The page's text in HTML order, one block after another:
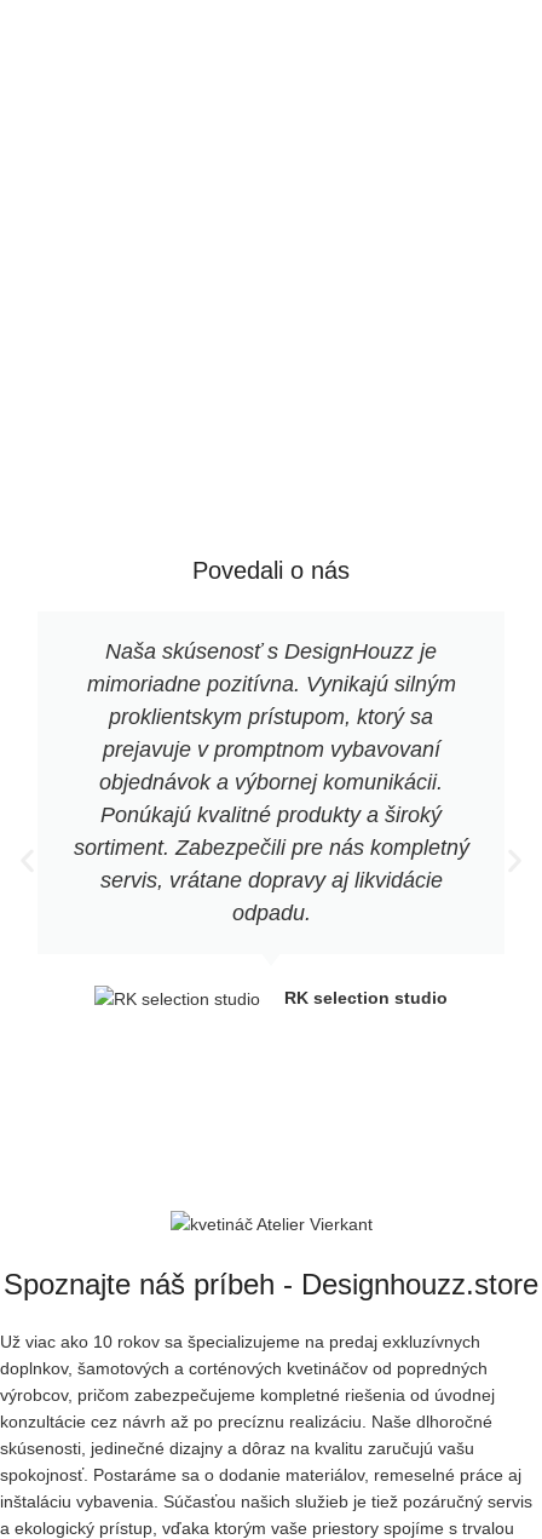
Povedali o nás
Naša skúsenosť s DesignHouzz je
mimoriadne pozitívna. Vynikajú silným
proklientskym prístupom, ktorý sa
prejavuje v promptnom vybavovaní
objednávok a výbornej komunikácii.
Ponúkajú kvalitné produkty a široký
sortiment. Zabezpečili pre nás kompletný
servis, vrátane dopravy aj likvidácie
odpadu.
RK selection studio
Spoznajte náš príbeh - Designhouzz.store
Už viac ako 10 rokov sa špecializujeme na predaj exkluzívnych
doplnkov, šamotových a corténových kvetináčov od popredných
výrobcov, pričom zabezpečujeme kompletné riešenia od úvodnej
konzultácie cez návrh až po precíznu realizáciu. Naše dlhoročné
skúsenosti, jedinečné dizajny a dôraz na kvalitu zaručujú vašu
spokojnosť. Postaráme sa o dodanie materiálov, remeselné práce aj
inštaláciu vybavenia. Súčasťou našich služieb je tiež pozáručný servis
a ekologický prístup, vďaka ktorým vaše priestory spojíme s trvalou